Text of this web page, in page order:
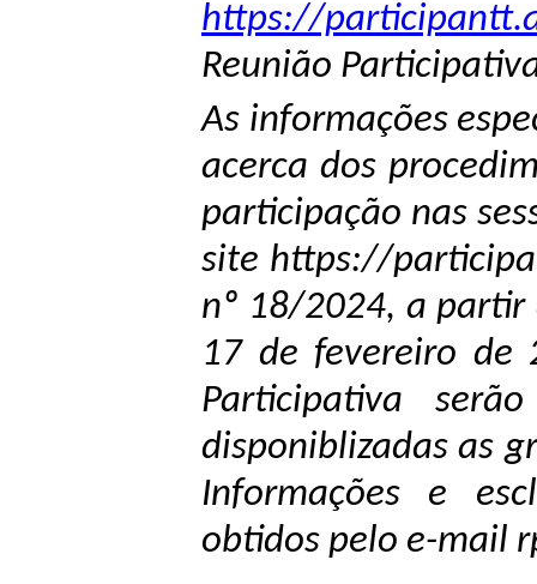
https://
Reunião
As informações
acerca dos
participação nas
site https://
nº 18/2024, a partir
17 de fevereiro de
Participativa
disponiblizadas as
Informações e
obtidos pelo e-mail